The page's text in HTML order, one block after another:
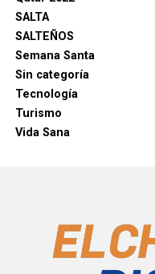
SALTA
SALTEÑOS
Semana Santa
Sin categoría
Tecnología
Turismo
Vida Sana